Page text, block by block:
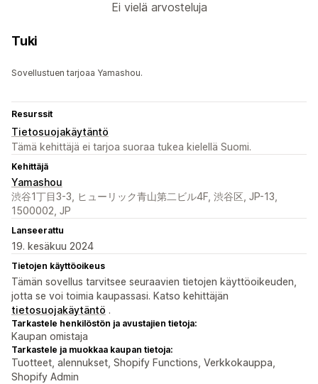
Ei vielä arvosteluja
Tuki
Sovellustuen tarjoaa Yamashou.
Resurssit
Tietosuojakäytäntö
Tämä kehittäjä ei tarjoa suoraa tukea kielellä Suomi.
Kehittäjä
Yamashou
渋谷1丁目3-3, ヒューリック青山第二ビル4F, 渋谷区, JP-13,
1500002, JP
Lanseerattu
19. kesäkuu 2024
Tietojen käyttöoikeus
Tämän sovellus tarvitsee seuraavien tietojen käyttöoikeuden,
jotta se voi toimia kaupassasi. Katso kehittäjän
tietosuojakäytäntö .
Tarkastele henkilöstön ja avustajien tietoja:
Kaupan omistaja
Tarkastele ja muokkaa kaupan tietoja:
Tuotteet, alennukset, Shopify Functions, Verkkokauppa,
Shopify Admin